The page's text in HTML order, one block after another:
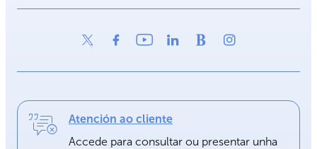
Atención ao cliente
Accede para consultar ou presentar unha